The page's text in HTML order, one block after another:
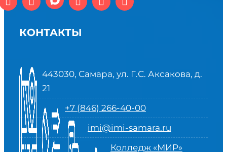
КОНТАКТЫ
443030, Самара, ул. Г.С. Аксакова, д.
21
+7 (846) 266-40-00
imi@imi-samara.ru
Колледж «МИР»